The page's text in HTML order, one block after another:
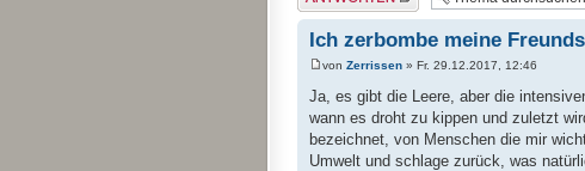
Ich zerbombe meine
von Zerrissen » Fr. 29.12.2017, 12:46
Ja, es gibt die Leere, aber die
wann es droht zu kippen und zuletzt
bezeichnet, von Menschen die mir
Umwelt und schlage zurück, was